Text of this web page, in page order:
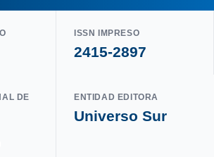
ISSN IMPRESO
2415-2897
DE
ENTIDAD EDITORA
Universo Sur